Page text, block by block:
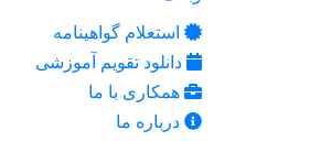
استعلام گواهینامه
دانلود تقویم آموزشی
همکاری با ما
درباره ما